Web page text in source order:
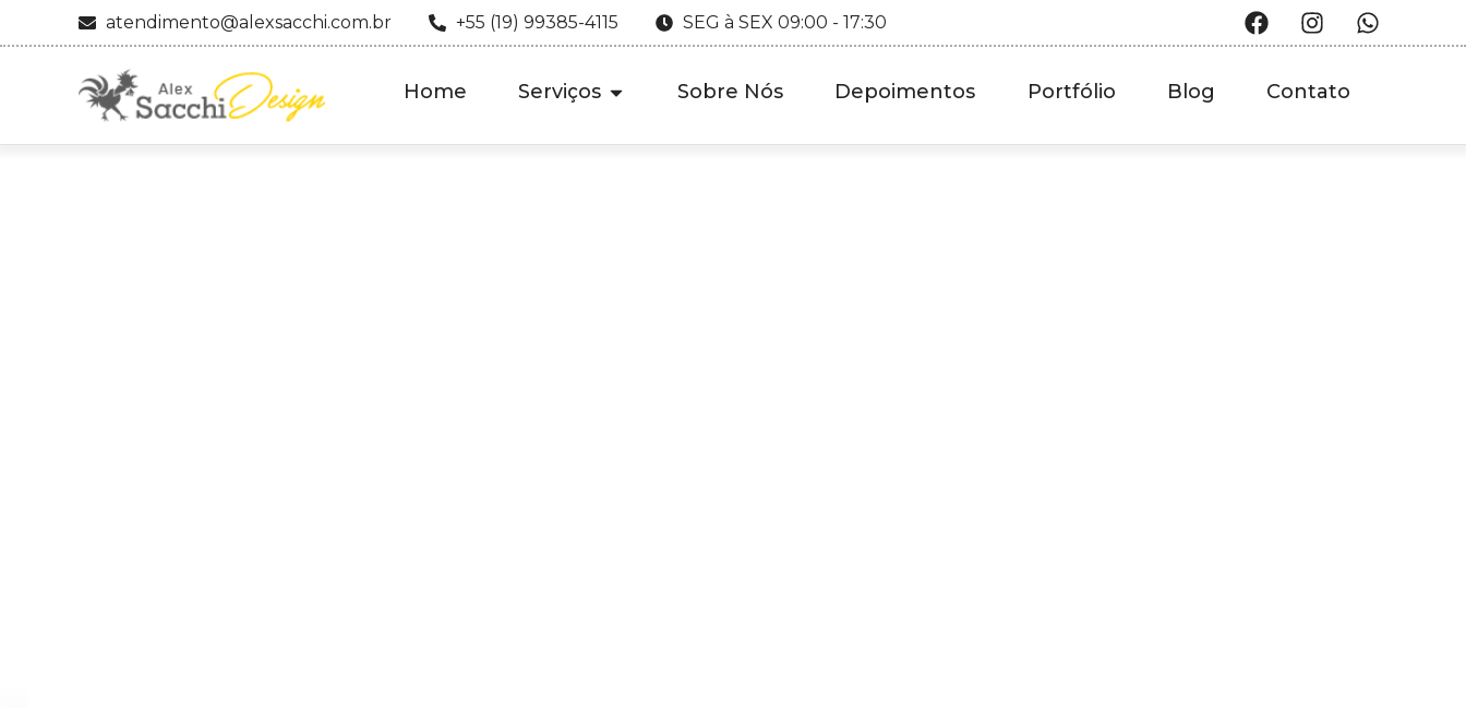
atendimento@alexsacchi.com.br +55 (19) 99385-4115 SEG à SEX 09:00 - 17:30
Home Serviços Sobre Nós Depoimentos Portfólio Blog Contato